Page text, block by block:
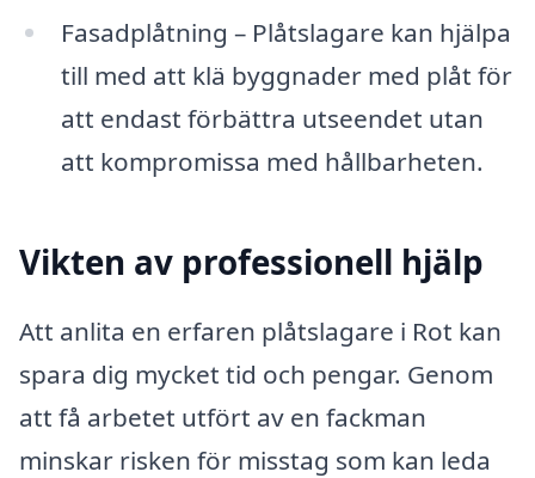
Fasadplåtning – Plåtslagare kan hjälpa
till med att klä byggnader med plåt för
att endast förbättra utseendet utan
att kompromissa med hållbarheten.
Vikten av professionell hjälp
Att anlita en erfaren plåtslagare i Rot kan
spara dig mycket tid och pengar. Genom
att få arbetet utfört av en fackman
minskar risken för misstag som kan leda